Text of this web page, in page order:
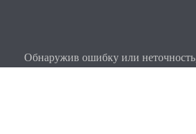
Обнаружив ошибку или